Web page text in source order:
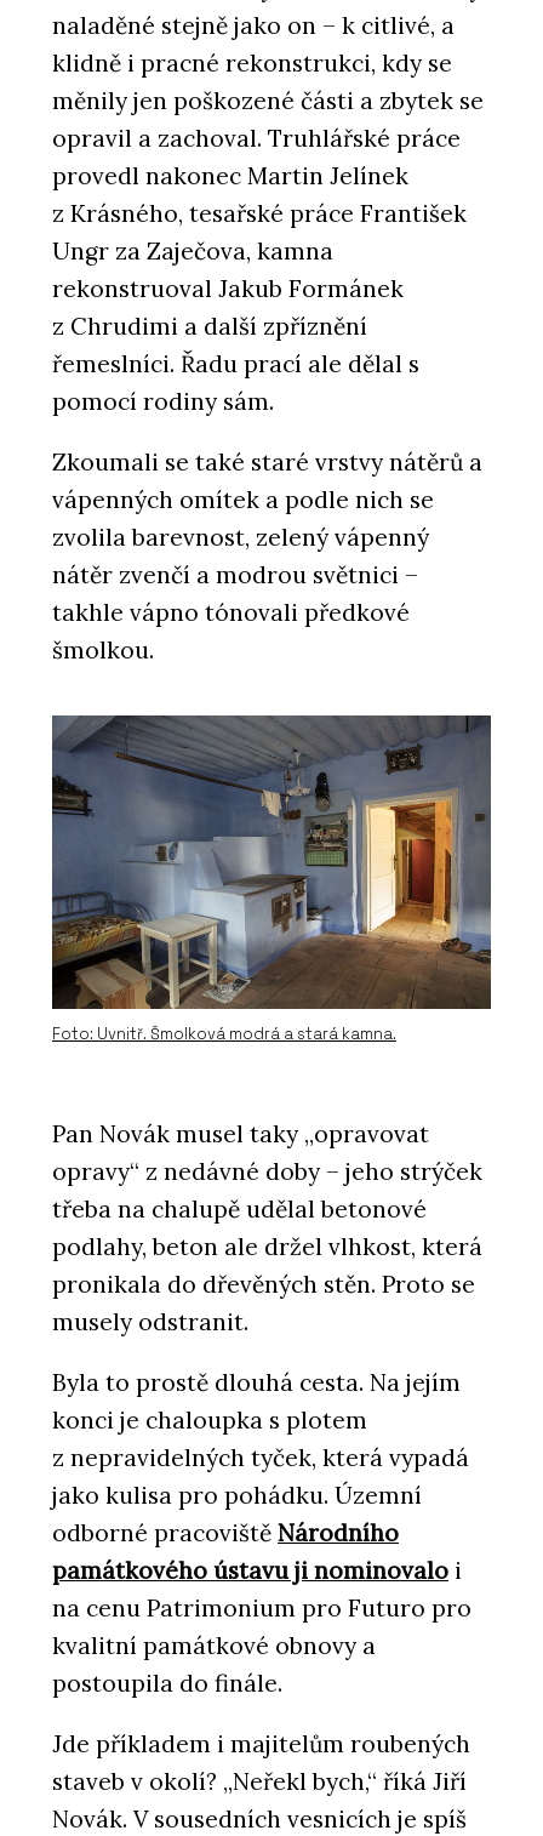
PRODUKTY
Akustický vinyl Sarlon a Modul’Up -
Forbo Flooring Systems
ČLÁNKY
Kanceláře společnosti ŠKODA AUTO v
PRODUKTY
Luxusní vinylové dílce Allura - Forbo
Flooring Systems
naladěné stejně jako on – k citlivé, a
klidně i pracné rekonstrukci, kdy se
měnily jen poškozené části a zbytek se
opravil a zachoval. Truhlářské práce
provedl nakonec Martin Jelínek
z Krásného, tesařské práce František
Ungr za Zaječova, kamna
rekonstruoval Jakub Formánek
z Chrudimi a další zpříznění
řemeslníci. Řadu prací ale dělal s
pomocí rodiny sám.
Zkoumali se také staré vrstvy nátěrů a
vápenných omítek a podle nich se
zvolila barevnost, zelený vápenný
nátěr zvenčí a modrou světnici –
takhle vápno tónovali předkové
šmolkou.
Foto: Uvnitř. Šmolková modrá a stará kamna.
Pan Novák musel taky „opravovat
opravy“ z nedávné doby – jeho strýček
třeba na chalupě udělal betonové
podlahy, beton ale držel vlhkost, která
pronikala do dřevěných stěn. Proto se
musely odstranit.
Byla to prostě dlouhá cesta. Na jejím
konci je chaloupka s plotem
z nepravidelných tyček, která vypadá
jako kulisa pro pohádku. Územní
odborné pracoviště Národního
památkového ústavu ji nominovalo i
na cenu Patrimonium pro Futuro pro
kvalitní památkové obnovy a
postoupila do finále.
Jde příkladem i majitelům roubených
staveb v okolí? „Neřekl bych,“ říká Jiří
Novák. V sousedních vesnicích je spíš